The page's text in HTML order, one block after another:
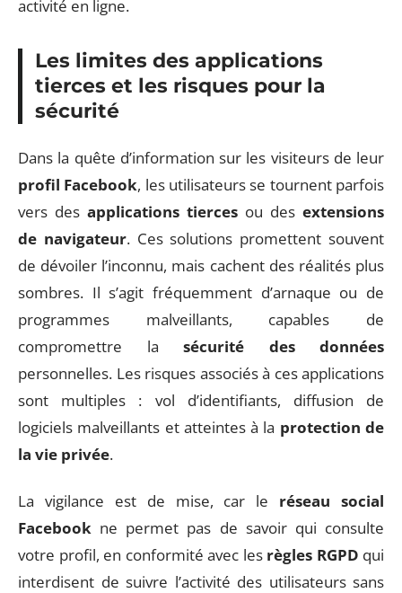
activité en ligne.
Les limites des applications
tierces et les risques pour la
sécurité
Dans la quête d’information sur les visiteurs de leur
profil Facebook, les utilisateurs se tournent parfois
vers des applications tierces ou des extensions
de navigateur. Ces solutions promettent souvent
de dévoiler l’inconnu, mais cachent des réalités plus
sombres. Il s’agit fréquemment d’arnaque ou de
programmes malveillants, capables de
compromettre la sécurité des données
personnelles. Les risques associés à ces applications
sont multiples : vol d’identifiants, diffusion de
logiciels malveillants et atteintes à la protection de
la vie privée.
La vigilance est de mise, car le réseau social
Facebook ne permet pas de savoir qui consulte
votre profil, en conformité avec les règles RGPD qui
interdisent de suivre l’activité des utilisateurs sans